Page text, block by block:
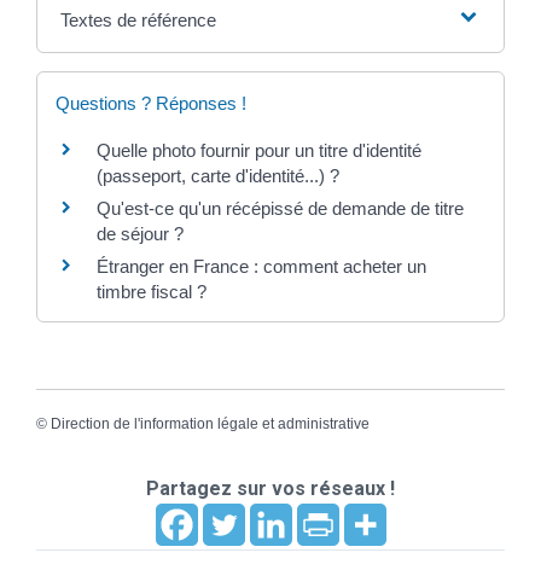
Textes de référence
Questions ? Réponses !
Quelle photo fournir pour un titre d'identité
(passeport, carte d'identité...) ?
Qu'est-ce qu'un récépissé de demande de titre
de séjour ?
Étranger en France : comment acheter un
timbre fiscal ?
© Direction de l'information légale et administrative
Partagez sur vos réseaux !